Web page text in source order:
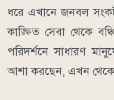
ধরে এখানে জনবল
কাঙ্ক্ষিত সেবা থেকে
পরিদর্শনে সাধারণ
আশা করছেন, এখন থেকে